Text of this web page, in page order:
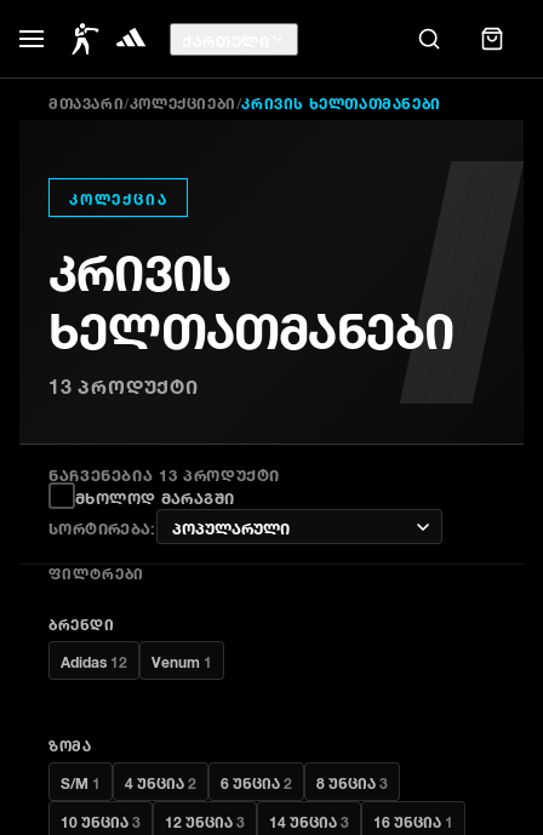
ᲛᲗᲐᲕᲐᲠᲘ/ᲙᲝᲚᲔᲥᲪᲘᲔᲑᲘ/ᲙᲠᲘᲕᲘᲡ ᲮᲔᲚᲗᲐᲗᲛᲐᲜᲔᲑᲘ
ᲙᲝᲚᲔᲥᲪᲘᲐ
ᲙᲠᲘᲕᲘᲡ
ᲮᲔᲚᲗᲐᲗᲛᲐᲜᲔᲑᲘ
13ᲞᲠᲝᲓᲣᲥᲢᲘ
ᲜᲐᲩᲕᲔᲜᲔᲑᲘᲐ 13 ᲞᲠᲝᲓᲣᲥᲢᲘ
მხოლოდ მარაგში
სორტირება:
ᲤᲘᲚᲢᲠᲔᲑᲘ
ᲑᲠᲔᲜᲓᲘ
Adidas12 Venum1
ᲖᲝᲛᲐ
S/M 1 4 უნცია2 6 უნცია2 8 უნცია3
10 უნცია3 12 უნცია3 14 უნცია3 16 უნცია1